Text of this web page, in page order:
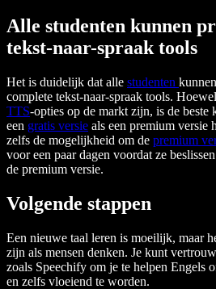
Alle studenten kunnen
tekst-naar-spraak tools
Het is duidelijk dat alle studenten
complete tekst-naar-spraak tools.
TTS-opties op de markt zijn, is de beste
een gratis versie als een premium versie
zelfs de mogelijkheid om de premium
voor een paar dagen voordat ze
de premium versie.
Volgende stappen
Een nieuwe taal leren is moeilijk, maar
zijn als mensen denken. Je kunt
zoals Speechify om je te helpen Engels
en zelfs vloeiend te worden.